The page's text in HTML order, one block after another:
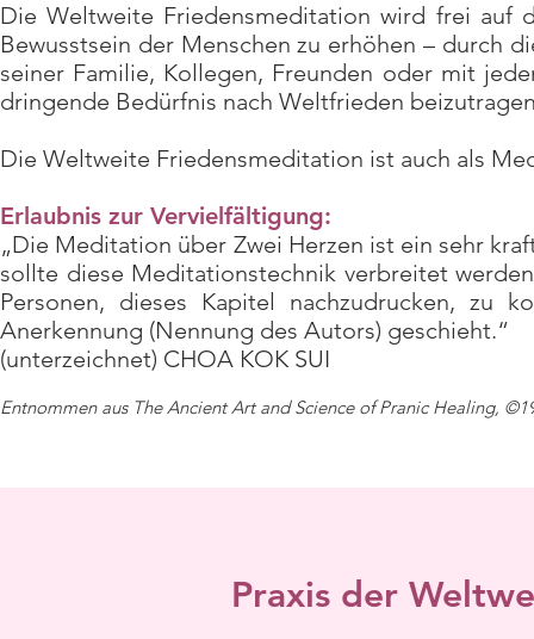
Die Weltweite Friedensmeditation wird frei auf
Bewusstsein der Menschen zu erhöhen – durch
seiner Familie, Kollegen, Freunden oder mit
dringende Bedürfnis nach Weltfrieden
Die Weltweite Friedensmeditation ist auch als
Erlaubnis zur Vervielfältigung:
„Die Meditation über Zwei Herzen ist ein sehr
sollte diese Meditationstechnik verbreitet
Personen, dieses Kapitel nachzudrucken, zu
Anerkennung (Nennung des Autors) geschieht.“
(unterzeichnet) CHOA KOK SUI
Entnommen aus The Ancient Art and Science of Pranic Healing,
Praxis der